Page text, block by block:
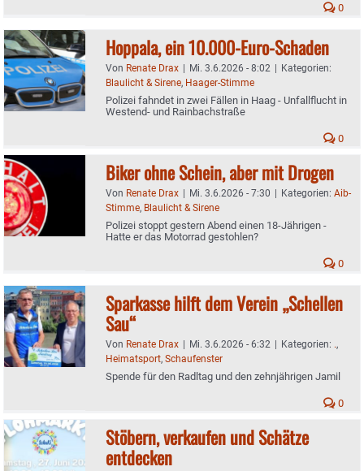
0
Hoppala, ein 10.000-Euro-Schaden
Von Renate Drax | Mi. 3.6.2026 - 8:02 | Kategorien:
Blaulicht & Sirene, Haager-Stimme
Polizei fahndet in zwei Fällen in Haag - Unfallflucht in
Westend- und Rainbachstraße
0
Biker ohne Schein, aber mit Drogen
Von Renate Drax | Mi. 3.6.2026 - 7:30 | Kategorien: Aib-
Stimme, Blaulicht & Sirene
Polizei stoppt gestern Abend einen 18-Jährigen -
Hatte er das Motorrad gestohlen?
0
Sparkasse hilft dem Verein „Schellen
Sau“
Von Renate Drax | Mi. 3.6.2026 - 6:32 | Kategorien: .,
Heimatsport, Schaufenster
Spende für den Radltag und den zehnjährigen Jamil
0
Stöbern, verkaufen und Schätze
entdecken